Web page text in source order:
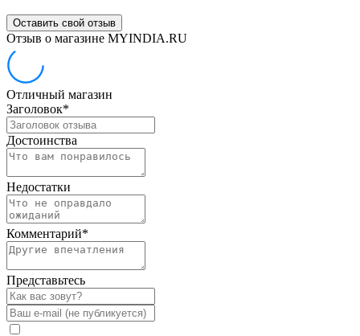
Оставить свой отзыв
Отзыв о магазине MYINDIA.RU
Отличный магазин
Заголовок*
Достоинства
Недостатки
Комментарий*
Представьтесь